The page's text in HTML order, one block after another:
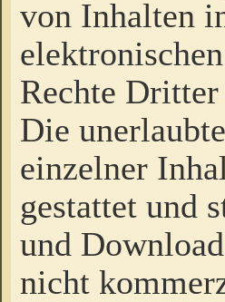
von Inhalten
Rechte
Die
einzelner
gestattet und
und
nicht